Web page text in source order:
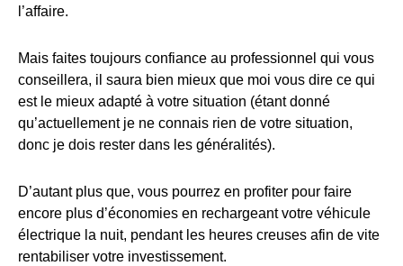
l’affaire.
Mais faites toujours confiance au professionnel qui vous
conseillera, il saura bien mieux que moi vous dire ce qui
est le mieux adapté à votre situation (étant donné
qu’actuellement je ne connais rien de votre situation,
donc je dois rester dans les généralités).
D’autant plus que, vous pourrez en profiter pour faire
encore plus d’économies en rechargeant votre véhicule
électrique la nuit, pendant les heures creuses afin de vite
rentabiliser votre investissement.